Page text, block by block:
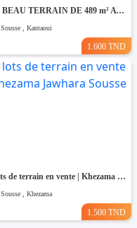
UN BEAU TERRAIN DE 489 m² A KANTAOUI
Sousse , Kantaoui
1.600 TND
3 lots de terrain en vente | Khezama Jawhara Sousse
Sousse , Khezama
1.500 TND